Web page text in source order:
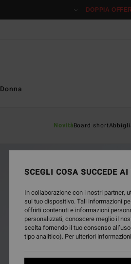
DOPPIA
NovitàBoard short
Donna
SCEGLI COSA SUCCEDE
In collaborazione con i nostri partner,
sul tuo dispositivo. Tali informazioni
offrirti contenuti e informazioni
personalizzati, conoscere meglio il
scelta fornendo il tuo consenso
tipo analitico). Per ulteriori